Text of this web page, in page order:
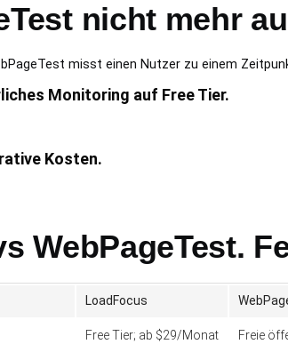
nicht mehr
misst einen Nutzer zu einem
Monitoring auf Free Tier.
Kosten.
WebPageTest.
LoadFocus
Free Tier; ab $29/Monat Freie